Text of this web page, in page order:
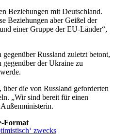
Beziehungen mit Deutschland.
Beziehungen aber Geißel der
einer Gruppe der EU-Länder“,
gegenüber Russland zuletzt betont,
gegenüber der Ukraine zu
die von Russland geforderten
„Wir sind bereit für einen
zwecks
Format